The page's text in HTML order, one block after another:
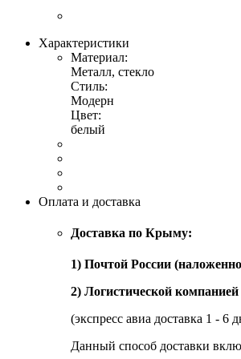
Характеристики
Материал:
Металл, стекло
Стиль:
Модерн
Цвет:
белый
Оплата и доставка
Доставка по Крыму:
1) Почтой России
2) Логистической
(экспресс авиа доставка 1 -
Данный способ доставки